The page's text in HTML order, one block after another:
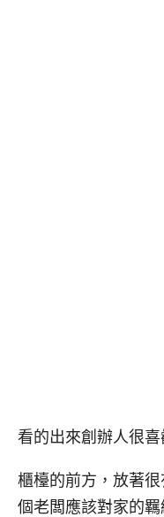
看的出來創辦人很
櫃檯的前方，放著
個老闆應該對家的